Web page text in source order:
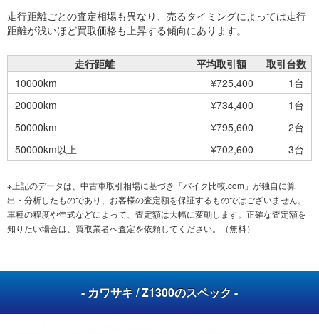
走行距離ごとの査定相場も異なり、売るタイミングによっては走行
距離が浅いほど買取価格も上昇する傾向にあります。
走行距離 平均取引額
取引台数
10000km
¥725,400
1台
20000km
¥734,400
1台
50000km
¥795,600
2台
50000km以上
¥702,600 3台
※上記のデータは、中古車取引相場に基づき「バイク比較.com」が独自に算
出・分析したものであり、お客様の査定額を保証するものではございません。
車種の程度や年式などによって、査定額は大幅に変動します。正確な査定額を
知りたい場合は、買取業者へ査定を依頼してください。（無料）
- カワサキ / Z1300のスペック -